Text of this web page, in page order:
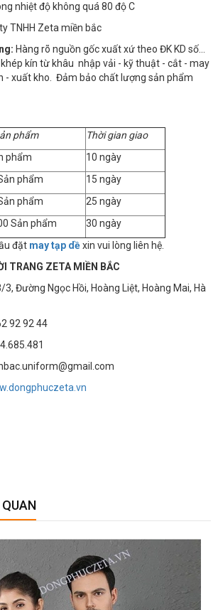
nhiệt độ không quá 80 độ C
TNHH Zeta miền bắc
Hàng rõ nguồn gốc xuất xứ theo ĐK KD số…
kín từ khâu nhập vải - kỹ thuật - cắt - may
- xuất kho. Đảm bảo chất lượng sản phẩm
phẩm
Thời gian giao
phẩm
10 ngày
phẩm
15 ngày
phẩm
25 ngày
Sản phẩm
30 ngày
đặt may tạp dềxin vui lòng liên hệ.
TRANG ZETA MIỀN BẮC
Ngọc Hồi, Hoàng Liệt, Hoàng Mai, Hà
92 44